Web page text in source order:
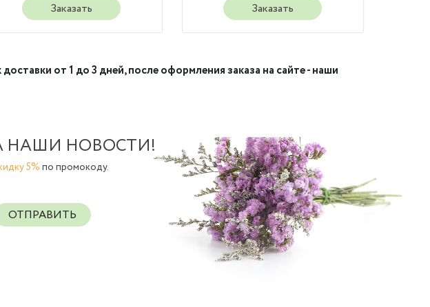
Заказать Заказать
от 1 до 3 дней, после оформления заказа на сайте - наши
НАШИ НОВОСТИ!
5% по промокоду.
ОТПРАВИТЬ